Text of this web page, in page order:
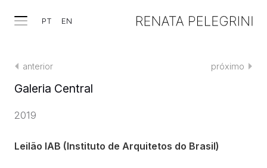
PT EN
anterior próximo
Galeria Central
2019
Leilão IAB (Instituto de Arquitetos do Brasil)